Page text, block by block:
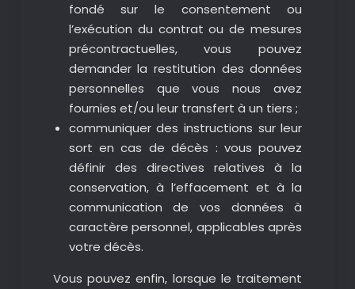
fondé sur le consentement ou
l’exécution du contrat ou de mesures
précontractuelles, vous pouvez
demander la restitution des données
personnelles que vous nous avez
fournies et/ou leur transfert à un tiers ;
communiquer des instructions sur leur
sort en cas de décès : vous pouvez
définir des directives relatives à la
conservation, à l’effacement et à la
communication de vos données à
caractère personnel, applicables après
votre décès.
Vous pouvez enfin, lorsque le traitement